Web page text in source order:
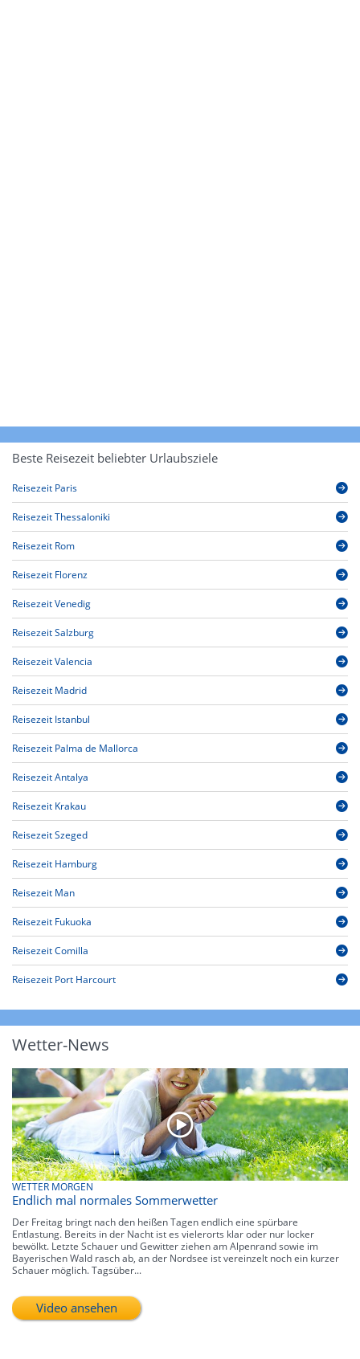
Beste Reisezeit beliebter Urlaubsziele
Reisezeit Paris
Reisezeit Thessaloniki
Reisezeit Rom
Reisezeit Florenz
Reisezeit Venedig
Reisezeit Salzburg
Reisezeit Valencia
Reisezeit Madrid
Reisezeit Istanbul
Reisezeit Palma de Mallorca
Reisezeit Antalya
Reisezeit Krakau
Reisezeit Szeged
Reisezeit Hamburg
Reisezeit Man
Reisezeit Fukuoka
Reisezeit Comilla
Reisezeit Port Harcourt
Wetter-News
WETTER MORGEN
Endlich mal normales Sommerwetter
Der Freitag bringt nach den heißen Tagen endlich eine spürbare
Entlastung. Bereits in der Nacht ist es vielerorts klar oder nur locker
bewölkt. Letzte Schauer und Gewitter ziehen am Alpenrand sowie im
Bayerischen Wald rasch ab, an der Nordsee ist vereinzelt noch ein kurzer
Schauer möglich. Tagsüber...
Video ansehen